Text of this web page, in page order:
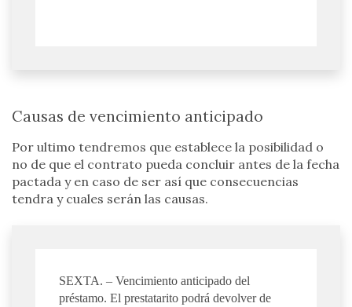
Causas de vencimiento anticipado
Por ultimo tendremos que establece la posibilidad o
no de que el contrato pueda concluir antes de la fecha
pactada y en caso de ser así que consecuencias
tendra y cuales serán las causas.
SEXTA. – Vencimiento anticipado del
préstamo. El prestatarito podrá devolver de